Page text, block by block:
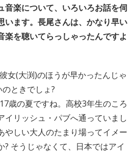
楽について、いろいろお話を伺
います。長尾さんは、かなり早い
楽を聴いてらっしゃったんですよ
彼女(大渕)のほうが早かったんじゃ
ときでしょ?
17歳の夏ですね。高校3年生のころ
イリッシュ・パブへ通っていまし
やしい大人のたまり場ってイメー
? そうじゃなくて、日本ではアイ